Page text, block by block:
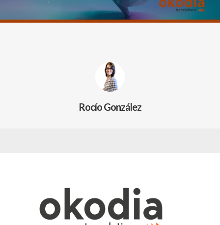
Rocío González